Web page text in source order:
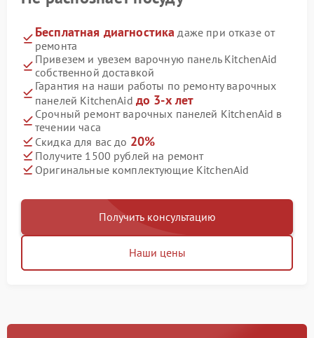
Бесплатная диагностика даже при отказе от
ремонта
Привезем и увезем варочную панель KitchenAid
собственной доставкой
Гарантия на наши работы по ремонту варочных
панелей KitchenAid до 3-х лет
Срочный ремонт варочных панелей KitchenAid в
течении часа
Скидка для вас до 20%
Получите 1500 рублей на ремонт
Оригинальные комплектующие KitchenAid
Получить консультацию
Наши цены